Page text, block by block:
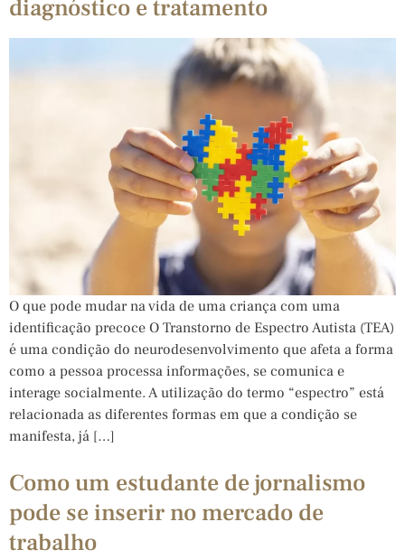
diagnóstico e tratamento
O que pode mudar na vida de uma criança com uma
identificação precoce O Transtorno de Espectro Autista (TEA)
é uma condição do neurodesenvolvimento que afeta a forma
como a pessoa processa informações, se comunica e
interage socialmente. A utilização do termo “espectro” está
relacionada as diferentes formas em que a condição se
manifesta, já […]
Como um estudante de jornalismo
pode se inserir no mercado de
trabalho